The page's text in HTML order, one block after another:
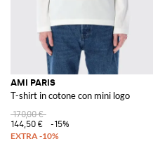
AMI PARIS
T-shirt in cotone con mini logo
170,00 €
144,50 €
-15%